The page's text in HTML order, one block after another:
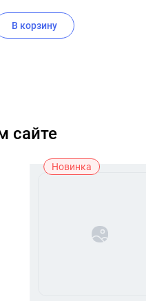
В корзину
сайте
Новинка